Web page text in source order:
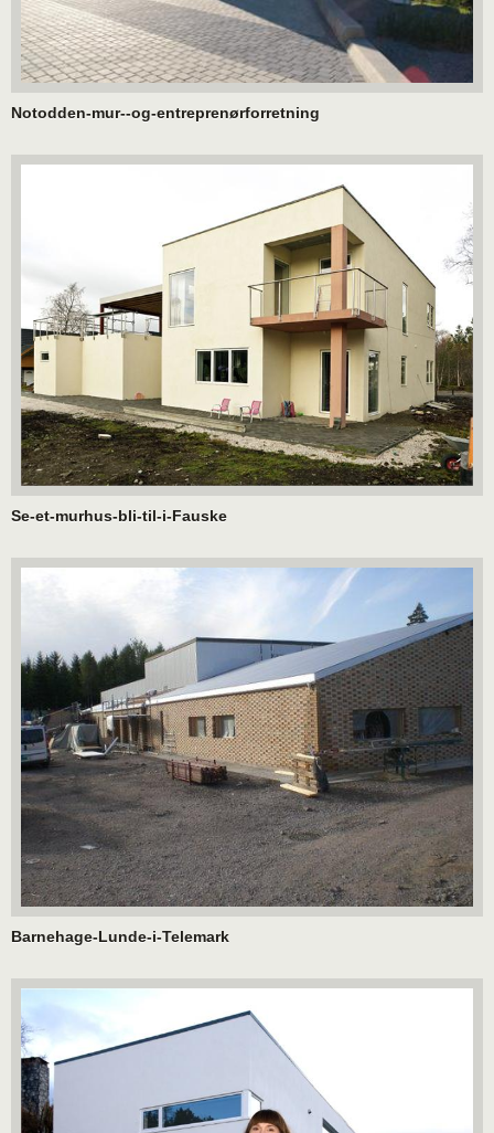
Notodden-mur--og-entreprenørforretning
Se-et-murhus-bli-til-i-Fauske
Barnehage-Lunde-i-Telemark